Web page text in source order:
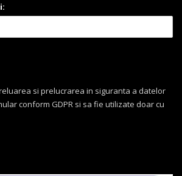
si prelucrarea in siguranta a datelor
conform GDPR si sa fie utilizate doar cu